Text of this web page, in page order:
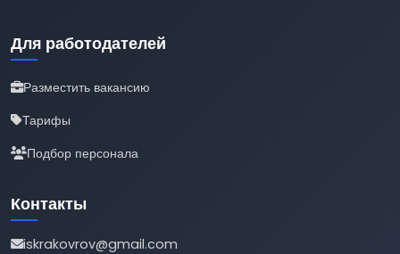
Для работодателей
Разместить вакансию
Тарифы
Подбор персонала
Контакты
iskrakovrov@gmail.com